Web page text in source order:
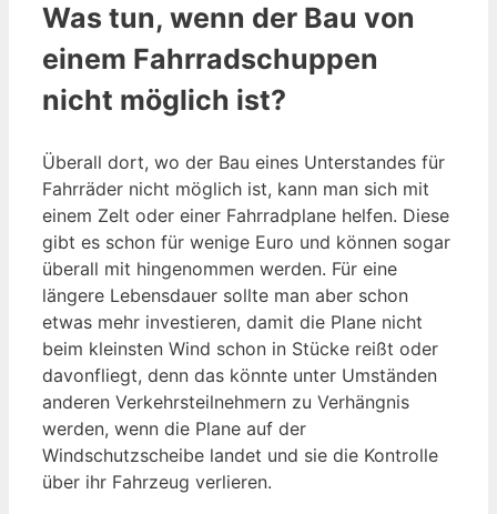
Was tun, wenn der Bau von
einem Fahrradschuppen
nicht möglich ist?
Überall dort, wo der Bau eines Unterstandes für
Fahrräder nicht möglich ist, kann man sich mit
einem Zelt oder einer Fahrradplane helfen. Diese
gibt es schon für wenige Euro und können sogar
überall mit hingenommen werden. Für eine
längere Lebensdauer sollte man aber schon
etwas mehr investieren, damit die Plane nicht
beim kleinsten Wind schon in Stücke reißt oder
davonfliegt, denn das könnte unter Umständen
anderen Verkehrsteilnehmern zu Verhängnis
werden, wenn die Plane auf der
Windschutzscheibe landet und sie die Kontrolle
über ihr Fahrzeug verlieren.